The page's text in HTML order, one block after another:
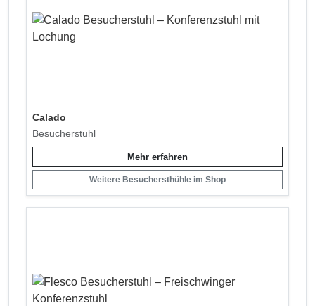
Calado
Besucherstuhl
Mehr erfahren
Weitere Besuchersthühle im Shop